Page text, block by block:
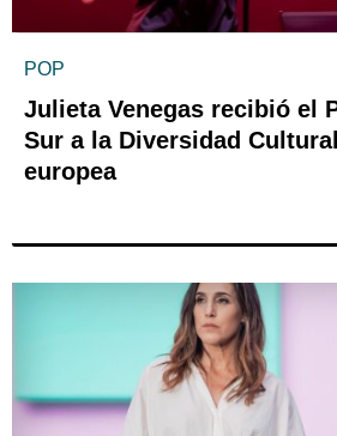
POP
Julieta Venegas recibió el
Sur a la Diversidad
europea